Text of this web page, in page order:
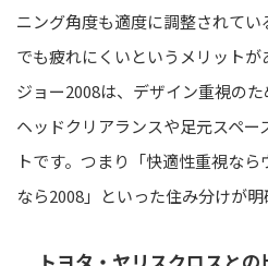
ニング角度も適度に調整されて
でも疲れにくいというメリット
ジョー2008は、デザイン重視のた
ヘッドクリアランスや足元スペ
トです。つまり「快適性重視な
なら2008」といった住み分けが明